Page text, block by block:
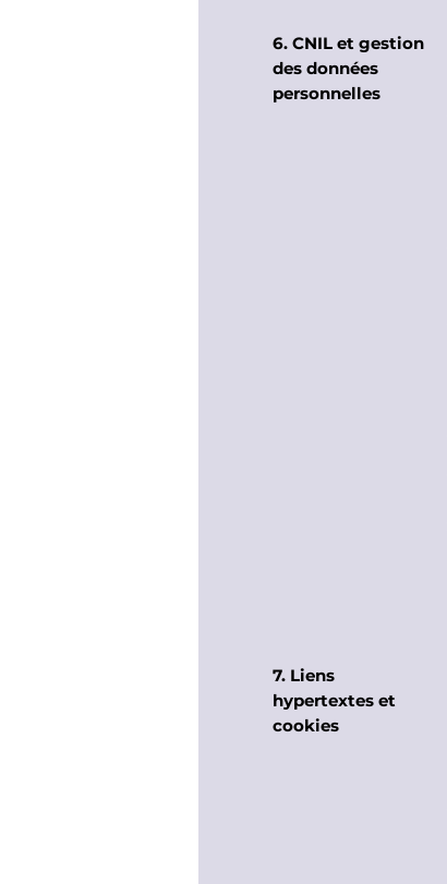
6. CNIL et gestion
des données
personnelles
7. Liens
hypertextes et
cookies